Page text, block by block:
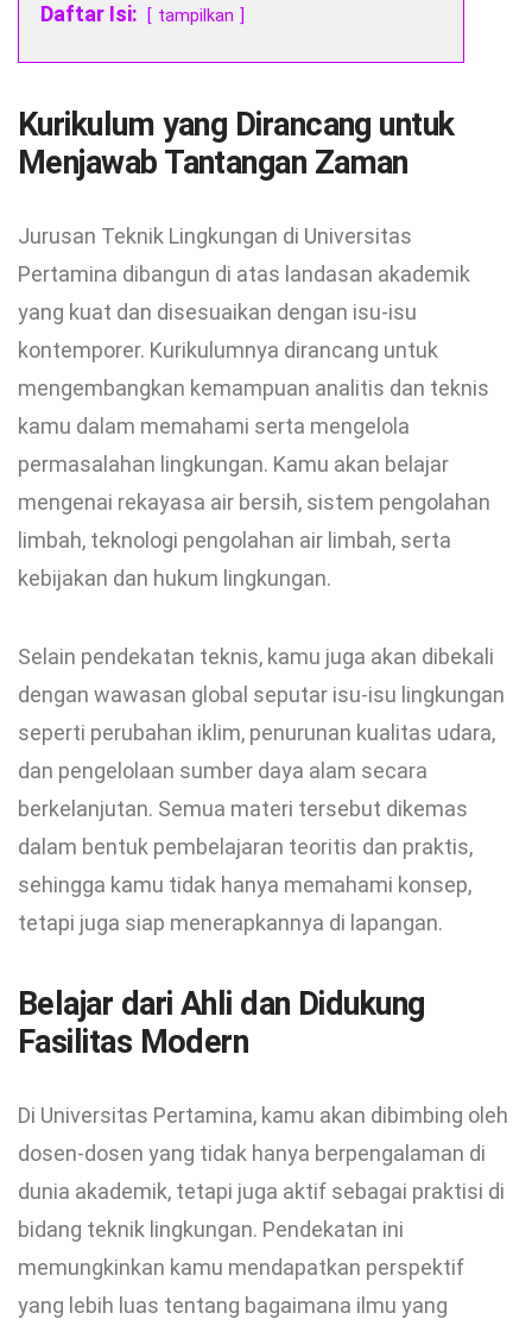
Daftar Isi: tampilkan
Kurikulum yang Dirancang untuk
Menjawab Tantangan Zaman
Jurusan Teknik Lingkungan di Universitas
Pertamina dibangun di atas landasan akademik
yang kuat dan disesuaikan dengan isu-isu
kontemporer. Kurikulumnya dirancang untuk
mengembangkan kemampuan analitis dan teknis
kamu dalam memahami serta mengelola
permasalahan lingkungan. Kamu akan belajar
mengenai rekayasa air bersih, sistem pengolahan
limbah, teknologi pengolahan air limbah, serta
kebijakan dan hukum lingkungan.
Selain pendekatan teknis, kamu juga akan dibekali
dengan wawasan global seputar isu-isu lingkungan
seperti perubahan iklim, penurunan kualitas udara,
dan pengelolaan sumber daya alam secara
berkelanjutan. Semua materi tersebut dikemas
dalam bentuk pembelajaran teoritis dan praktis,
sehingga kamu tidak hanya memahami konsep,
tetapi juga siap menerapkannya di lapangan.
Belajar dari Ahli dan Didukung
Fasilitas Modern
Di Universitas Pertamina, kamu akan dibimbing oleh
dosen-dosen yang tidak hanya berpengalaman di
dunia akademik, tetapi juga aktif sebagai praktisi di
bidang teknik lingkungan. Pendekatan ini
memungkinkan kamu mendapatkan perspektif
yang lebih luas tentang bagaimana ilmu yang